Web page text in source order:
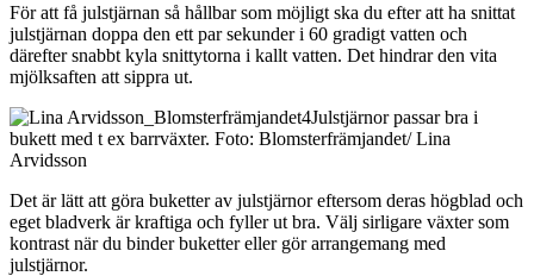
För att få julstjärnan så hållbar som möjligt ska du efter att ha snittat
julstjärnan doppa den ett par sekunder i 60 gradigt vatten och
därefter snabbt kyla snittytorna i kallt vatten. Det hindrar den vita
mjölksaften att sippra ut.
Julstjärnor passar bra i
bukett med t ex barrväxter. Foto: Blomsterfrämjandet/ Lina
Arvidsson
Det är lätt att göra buketter av julstjärnor eftersom deras högblad och
eget bladverk är kraftiga och fyller ut bra. Välj sirligare växter som
kontrast när du binder buketter eller gör arrangemang med
julstjärnor.